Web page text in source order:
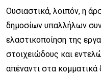
Ουσιαστικά, λοιπόν, η
δημοσίων υπαλλήλων
ελαστικοποίηση της
στοιχειώδους και
απέναντι στα κομματικά